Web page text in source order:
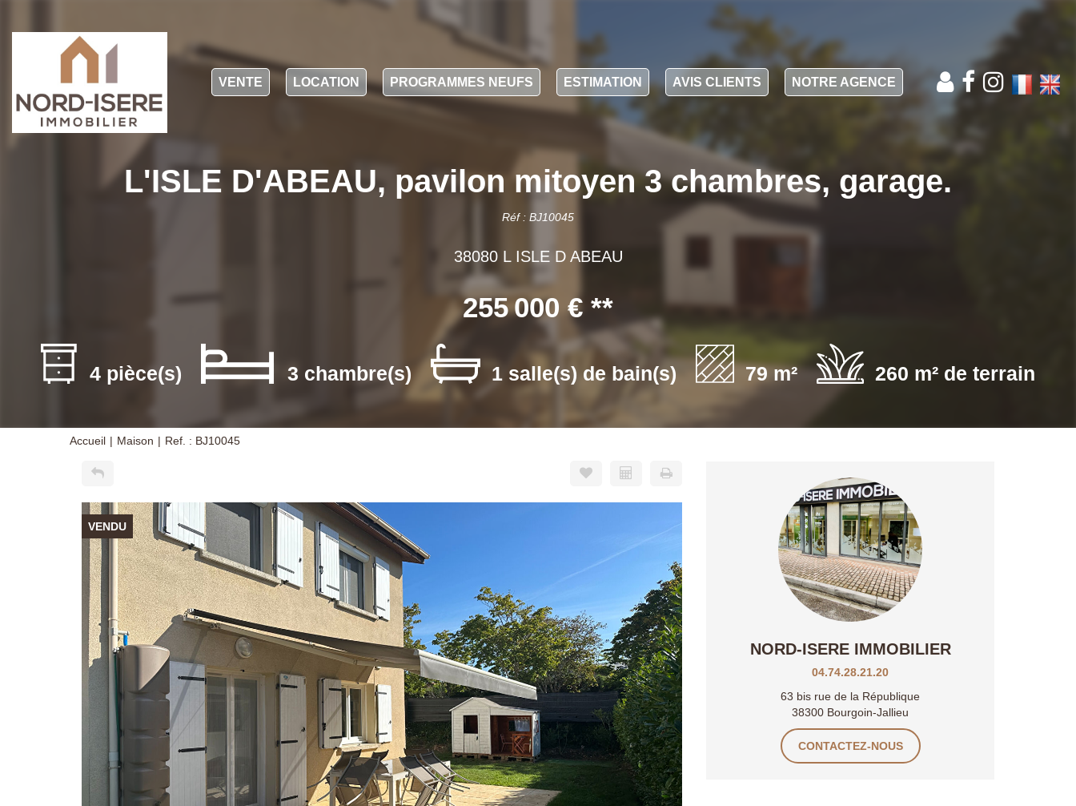
VENTE LOCATION PROGRAMMES NEUFS ESTIMATION AVIS CLIENTS NOTRE AGENCE
L'ISLE D'ABEAU, pavilon mitoyen 3 chambres, garage.
Réf : BJ10045
38080 L ISLE D ABEAU
255 000 € **
4 pièce(s) 3 chambre(s) 1 salle(s) de bain(s) 79 m² 260 m² de terrain
Accueil Maison Ref. : BJ10045
VENDU
NORD-ISERE IMMOBILIER
04.74.28.21.20
63 bis rue de la République
38300 Bourgoin-Jallieu
CONTACTEZ-NOUS